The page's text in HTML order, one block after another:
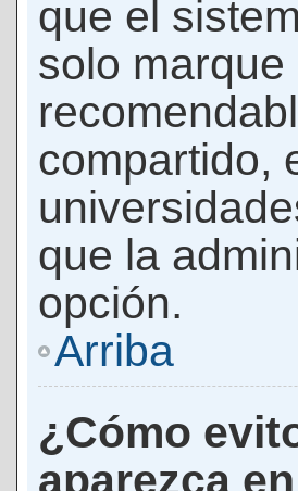
que el
solo
compartido,
que la
opción.
Arriba
¿Cómo
aparezca